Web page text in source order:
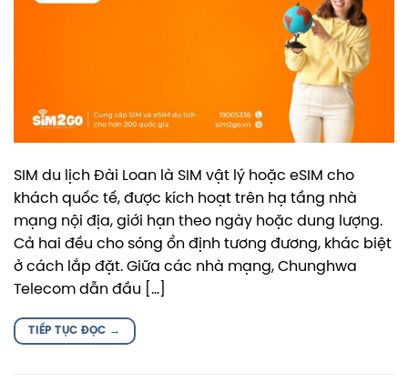
SIM du lịch Đài Loan là SIM vật lý hoặc eSIM cho
khách quốc tế, được kích hoạt trên hạ tầng nhà
mạng nội địa, giới hạn theo ngày hoặc dung lượng.
Cả hai đều cho sóng ổn định tương đương, khác biệt
ở cách lắp đặt. Giữa các nhà mạng, Chunghwa
Telecom dẫn đầu […]
TIẾP TỤC ĐỌC →